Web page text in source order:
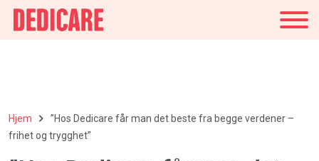
Hjem
”Hos Dedicare får man det beste fra begge verdener –
frihet og trygghet”